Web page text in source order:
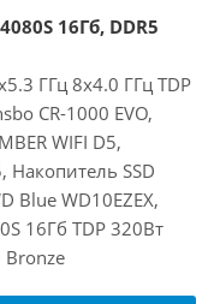
16Гб, DDR5
ГГц 8x4.0 ГГц TDP
CR-1000 EVO,
WIFI D5,
Накопитель SSD
Blue WD10EZEX,
16Гб TDP 320Вт
Bronze